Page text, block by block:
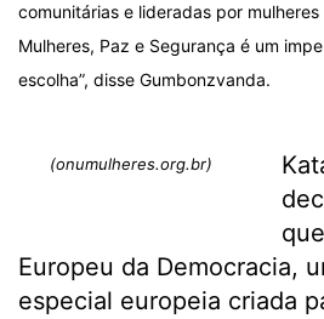
comunitárias e lideradas por
Mulheres, Paz e Segurança é um
escolha”, disse Gumbonzvanda.
(onumulheres.org.br)
Europeu da Democracia,
especial europeia criada